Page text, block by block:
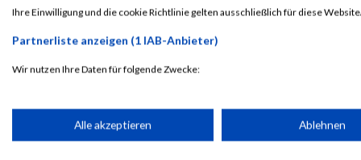
Laufsport Anmeldung
Ihre Einwilligung und die cookie Richtlinie gelten ausschließlich für diese
Partnerliste anzeigen (1 IAB-Anbieter)
Wir nutzen Ihre Daten für folgende Zwecke:
Speichern von oder Zugriff auf Informationen auf einem
Alle akzeptieren Ablehnen